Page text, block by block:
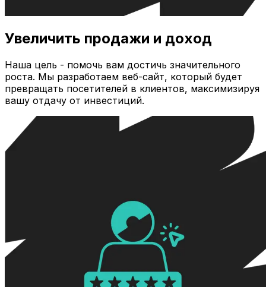
Увеличить продажи и доход
Наша цель - помочь вам достичь значительного
роста. Мы разработаем веб-сайт, который будет
превращать посетителей в клиентов, максимизируя
вашу отдачу от инвестиций.